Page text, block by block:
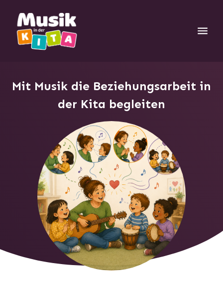
Mit Musik die Beziehungsarbeit in
der Kita begleiten